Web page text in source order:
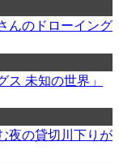
んのドローイング
未知の世界」
夜の貸切川下りが